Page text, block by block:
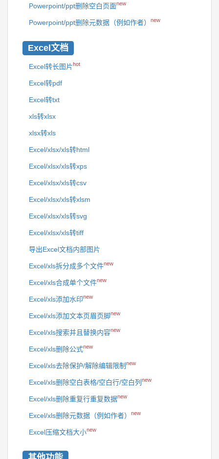
Powerpoint/ppt删除空白页面new
Powerpoint/ppt删除元数据（例如作者） new
Excel文档
Excel转长图片hot
Excel转pdf
Excel转txt
xls转xlsx
xlsx转xls
Excel/xlsx/xls转html
Excel/xlsx/xls转xps
Excel/xlsx/xls转csv
Excel/xlsx/xls转xlsm
Excel/xlsx/xls转svg
Excel/xlsx/xls转tiff
导出Excel文档内部图片
Excel/xls拆分成多个文件new
Excel/xls合成单个文件new
Excel/xls添加水印new
Excel/xls添加文本页眉页脚new
Excel/xls搜索并且替换内容new
Excel/xls删除公式new
Excel/xls去除保护/解除编辑限制new
Excel/xls删除空白表格/空白行/空白列new
Excel/xls删除重复行重复数据new
Excel/xls删除元数据（例如作者） new
Excel压缩文档大小new